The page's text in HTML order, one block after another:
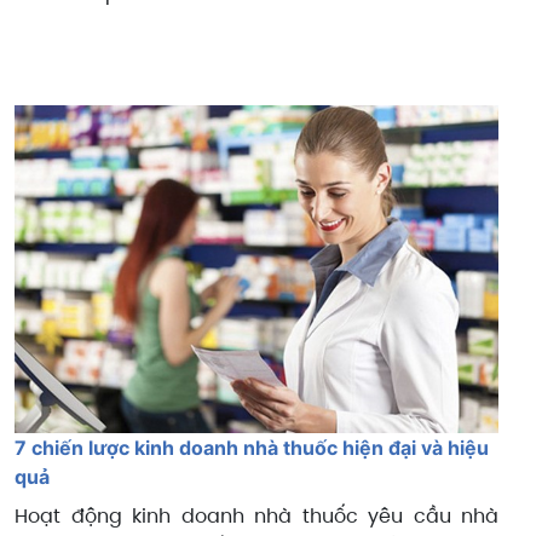
7 chiến lược kinh doanh nhà thuốc hiện đại và hiệu
quả
Hoạt động kinh doanh nhà thuốc yêu cầu nhà